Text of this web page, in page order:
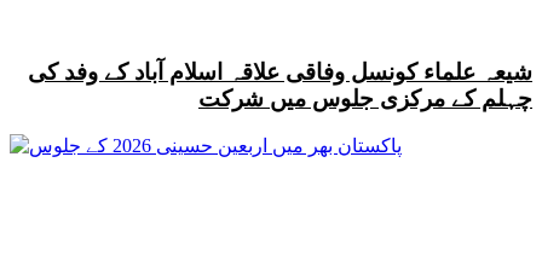
شیعہ علماء کونسل وفاقی علاقہ اسلام آباد کے وفد کی
چہلم کے مرکزی جلوس میں شرکت